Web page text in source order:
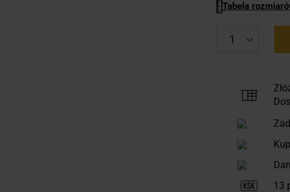
Tabela
13